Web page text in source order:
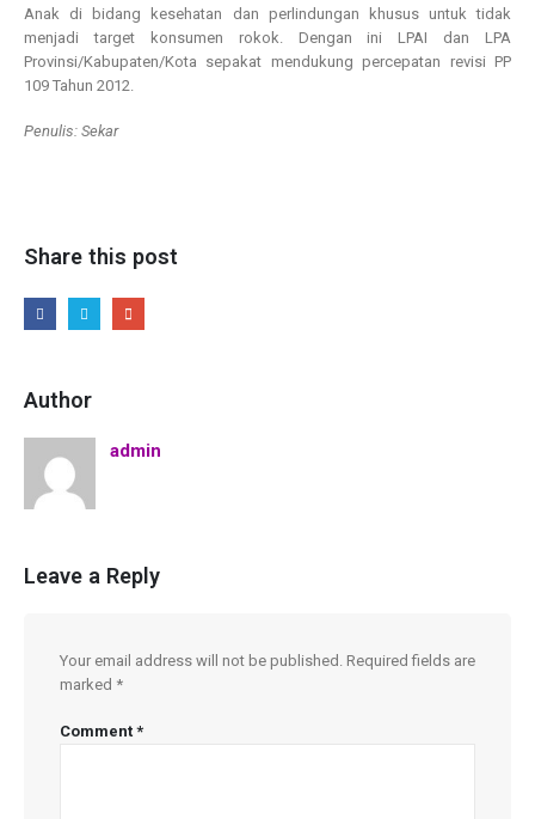
Anak di bidang kesehatan dan perlindungan khusus untuk tidak
menjadi target konsumen rokok. Dengan ini LPAI dan LPA
Provinsi/Kabupaten/Kota sepakat mendukung percepatan revisi PP
109 Tahun 2012.
Penulis: Sekar
Share this post
Author
admin
Leave a Reply
Your email address will not be published. Required fields are
marked *
Comment *